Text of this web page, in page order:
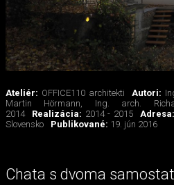
Ateliér: OFFICE110 architekti Autori:
Martin Hörmann, Ing. arch.
2014
Realizácia: 2014 - 2015 Adresa:
Slovensko
Publikované: 19. jún 2016
Chata s dvoma